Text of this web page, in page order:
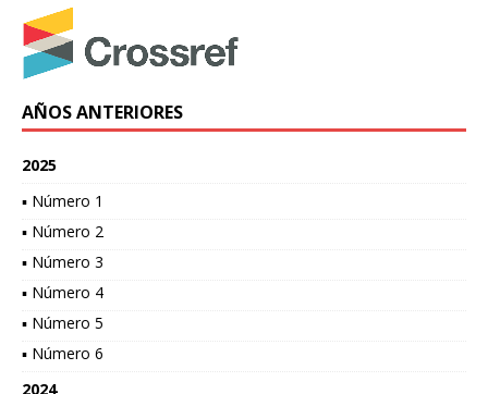
AÑOS ANTERIORES
2025
▪ Número 1
▪ Número 2
▪ Número 3
▪ Número 4
▪ Número 5
▪ Número 6
2024